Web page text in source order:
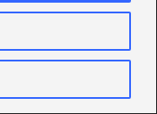
ślub kościelny